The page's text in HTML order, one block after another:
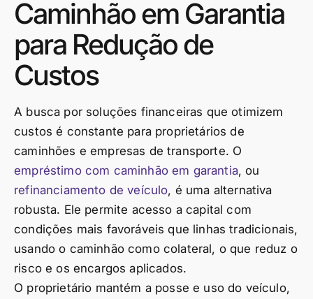
Caminhão em Garantia
para Redução de
Custos
A busca por soluções financeiras que otimizem
custos é constante para proprietários de
caminhões e empresas de transporte. O
empréstimo com caminhão em garantia, ou
refinanciamento de veículo, é uma alternativa
robusta. Ele permite acesso a capital com
condições mais favoráveis que linhas tradicionais,
usando o caminhão como colateral, o que reduz o
risco e os encargos aplicados.
O proprietário mantém a posse e uso do veículo,